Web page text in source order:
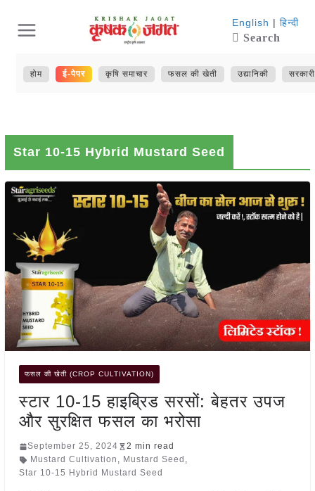
content
English | हिन्दी
Search
होम ई-पेपर कृषि समाचार फसल की खेती उद्यानिकी
Star 10-15 Hybrid Mustard Seed
फसल की खेती (CROP CULTIVATION)
स्टार 10-15 हाइब्रिड सरसों: बेहतर उपज
और सुरक्षित फसल का भरोसा
September 25, 2024
2 min read
Mustard Cultivation , Mustard Seed ,
Star 10-15 Hybrid Mustard Seed